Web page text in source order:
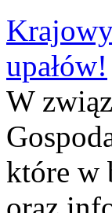
upałów!
W
które w